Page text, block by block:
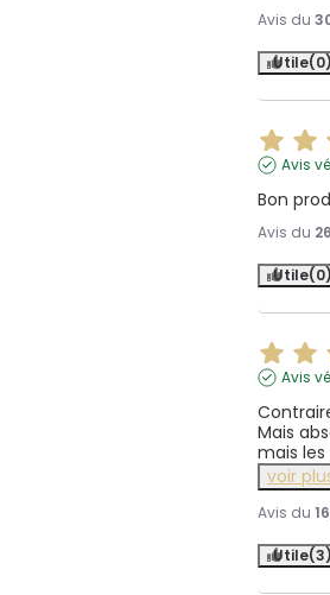
Avis du
Utile(0)
Avis
Bon
Avis du
Utile(0)
Avis
Mais
mais
voir
Avis du
Utile(3)